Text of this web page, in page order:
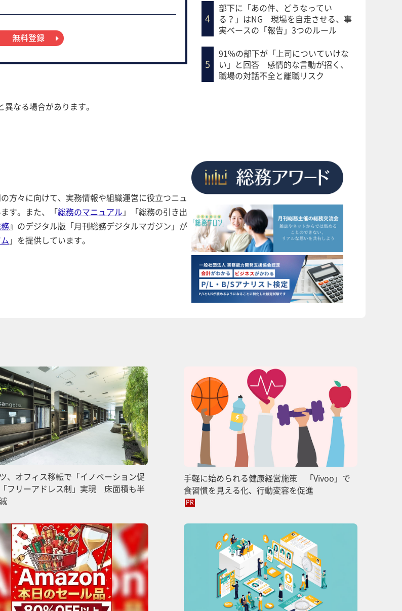
部下に「あの件、どうなってい
る？」はNG 現場を自走させる、事
実ベースの「報告」3つのルール
91%の部下が「上司についていけな
い」と回答 感情的な言動が招く、
職場の対話不全と離職リスク
無料登録
なる場合があります。
方々に向けて、実務情報や組織運営に役立つニュ
す。また、「総務のマニュアル 」「総務の引き出
』のデジタル版「月刊総務デジタルマガジン」が
」を提供しています。
、オフィス移転で「イノベーション促
フリーアドレス制」実現 床面積も半
手軽に始められる健康経営施策 「Vivoo」で
食習慣を見える化、行動変容を促進
PR